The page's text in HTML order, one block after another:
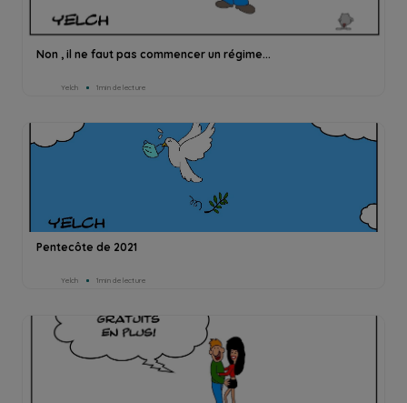
Non , il ne faut pas commencer un régime...
Yelch 1min de lecture
Pentecôte de 2021
Yelch 1min de lecture